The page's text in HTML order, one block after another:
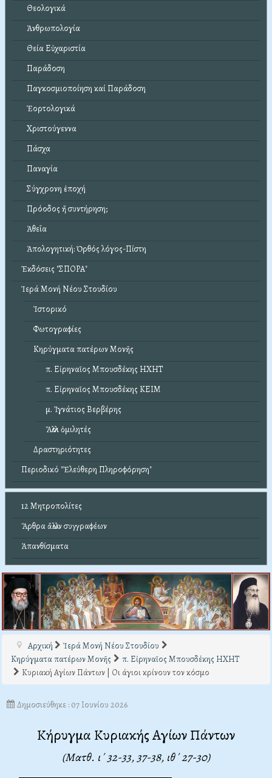
Θεολογικά
Ἀνθρωπολογία
Θεία Εὐχαριστία
Παράδοση
Παγκοσμιοποίηση καί Παράδοση
Ἑορτολογικά
Χριστούγεννα
Πάσχα
Παναγία
Σύγχρονη ἐποχή
Πρόοδος ἤ συντήρηση;
Ἀθεΐα
Ἀπολογητική: Ὀρθός λόγος-Πίστη
Ἐκδόσεις "ΣΠΟΡΑ"
Ἱερά Μονή Νέου Στουδίου
Ἱστορικό
Φωτογραφίες
Κηρύγματα πατέρων Μονῆς
π. Εἰρηναῖος Μπουσδέκης ΗΧΗΤ
π. Εἰρηναῖος Μπουσδέκης ΚΕΙΜ
μ. Ἰγνάτιος Βερβέρης
Ἄλλοι ὁμιλητές
Δραστηριότητες
Περιοδικό "Ἐλεύθερη Πληροφόρηση"
12 Μητροπολίτες
Ἄρθρα ἄλλων συγγραφέων
Ἀπανθίσματα
Αρχική
Ἱερά Μονή Νέου Στουδίου
Κηρύγματα πατέρων Μονῆς
π. Εἰρηναῖος Μπουσδέκης ΗΧΗΤ
Κυριακή Αγίων Πάντων | Οι άγιοι κρίνουν τον κόσμο
Δημοσιεύθηκε : 07 Ιουνίου 2026
Κήρυγμα Κυριακής Αγίων Πάντων
(Ματθ. ι΄ 32-33, 37-38, ιθ΄ 27-30)